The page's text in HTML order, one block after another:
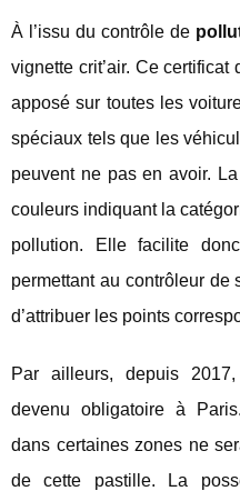
À l’issu du contrôle de
vignette crit’air. Ce
apposé sur toutes les
spéciaux tels que les
peuvent ne pas en avoir.
couleurs indiquant la
pollution. Elle facilite
permettant au contrôleur
d’attribuer les points
Par ailleurs, depuis
devenu obligatoire à
dans certaines zones ne
de cette pastille. La